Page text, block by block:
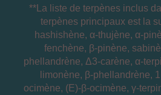
**La liste de terpènes inclus
terpènes principaux est la
hashishène, α-thujène, α-pinè
fenchène, β-pinène, sabinè
phellandrène, Δ3-carène, α-
limonène, β-phellandrène,
ocimène, (E)-β-ocimène, γ-